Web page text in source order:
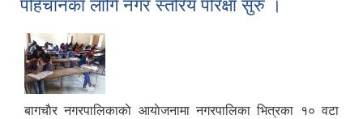
पहिचानका लागि नगर स्तरिय परिक्षा सुरु ।
बागचाैर नगरपालिकाकाे आयाेजनामा नगरपालिका भित्रका १० वटा